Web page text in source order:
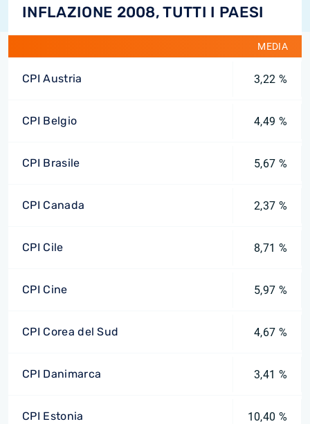
INFLAZIONE 2008, TUTTI I PAESI
MEDIA
CPI Austria 3,22 %
CPI Belgio 4,49 %
CPI Brasile 5,67 %
CPI Canada 2,37 %
CPI Cile 8,71 %
CPI Cine 5,97 %
CPI Corea del Sud 4,67 %
CPI Danimarca 3,41 %
CPI Estonia 10,40 %